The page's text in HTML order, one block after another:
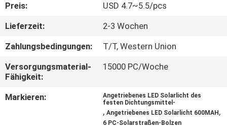
KONTAKTIERE
NACHRICHTEN
FÄLLE
Preis:
USD 4.7~5.5/pcs
Lieferzeit:
2-3 Wochen
Zahlungsbedingungen:
T/T, Western Union
Versorgungsmaterial-
Fähigkeit:
15000 PC/Woche
Markieren:
Angetriebenes LED Solarlicht des
festen Dichtungsmittel-
,Angetriebenes LED Solarlicht 600MAH ,
6 PC-Solarstraßen-Bolzen